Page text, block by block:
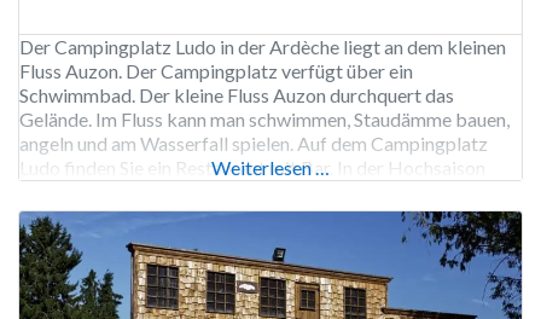
Der Campingplatz Ludo in der Ardèche liegt an dem kleinen
Fluss Auzon. Der Campingplatz verfügt über ein
Schwimmbad. Der kleine Fluss Auzon durchquert das
Gelände. Im Fluss kann man schwimmen, Staudämme bauen,
angeln und am Wasserfall spielen. Auf dem Campingplatz
Ludo finden Sie ein Restaurant mit Bar. In der Hochsaison
den
Weiterlesen …